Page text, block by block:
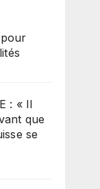
pour
: « Il
que
se